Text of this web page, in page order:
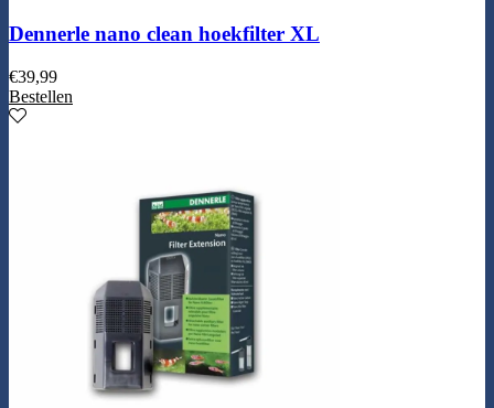
Dennerle nano clean hoekfilter XL
€39,99
Bestellen